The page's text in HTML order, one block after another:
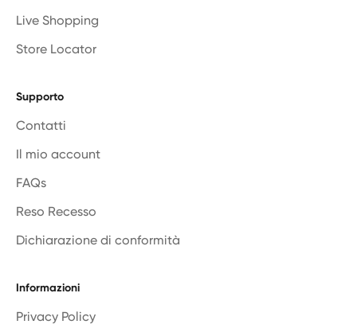
Live Shopping
Store Locator
Supporto
Contatti
Il mio account
FAQs
Reso Recesso
Dichiarazione di conformità
Informazioni
Privacy Policy